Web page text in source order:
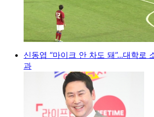
신동엽 “마이크 안 차도 돼”...대학로
과